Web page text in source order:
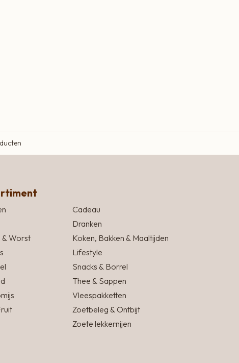
Worst
Cadeau
Dranken
Koken, Bakken & Maaltijden
Lifestyle
Snacks & Borrel
Thee & Sappen
Vleespakketten
Zoetbeleg & Ontbijt
Zoete lekkernijen